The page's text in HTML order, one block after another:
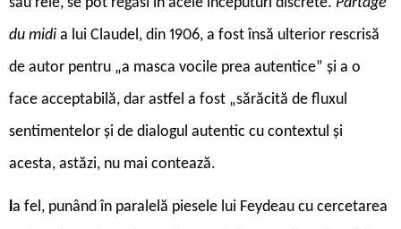
du midi a lui Claudel, din 1906, a fost însă ulterior rescrisă
de autor pentru „a masca vocile prea autentice” și a o
face acceptabilă, dar astfel a fost „sărăcită de fluxul
sentimentelor și de dialogul autentic cu contextul și
acesta, astăzi, nu mai contează.
a fel, punând în paralelă piesele lui Feydeau cu cercetarea